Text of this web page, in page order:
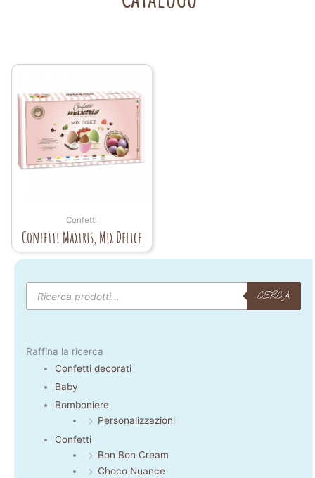
Confetti
Confetti Maxtris, Mix Delice
Products
search
CERCA
Raffina la ricerca
Confetti decorati
Baby
Bomboniere
Personalizzazioni
Confetti
Bon Bon Cream
Choco Nuance